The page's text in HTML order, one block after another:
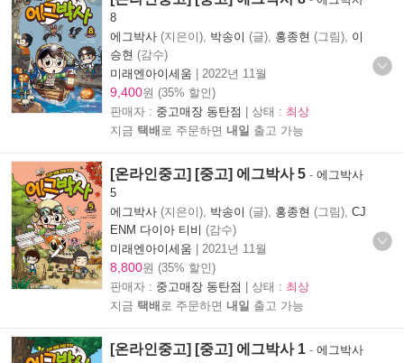
8
에그박사 (지은이), 박송이 (글), 홍종현 (그림), 이
승현 (감수)
미래엔아이세움
2022년 11월
9,400원 (35% 할인)
판매자 : 중고매장 동탄점 | 상태 : 최상
지금 택배 로 주문하면 내일 출고 가능
[온라인중고] [중고] 에그박사 5 - 에그박사
5
에그박사 (지은이), 박송이 (글), 홍종현 (그림), CJ
ENM 다이아 티비 (감수)
미래엔아이세움
2021년 11월
8,800원 (35% 할인)
판매자 : 중고매장 동탄점 | 상태 : 최상
지금 택배 로 주문하면 내일 출고 가능
[온라인중고] [중고] 에그박사 1 - 에그박사